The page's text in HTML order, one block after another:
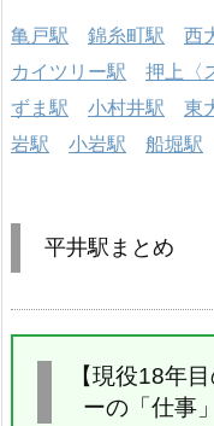
亀戸駅 錦糸町駅 西
カイツリー駅
押上〈
ずま駅
小村井駅 東
岩駅
小岩駅 船堀駅
平井駅まとめ
【現役18年
ーの「仕事